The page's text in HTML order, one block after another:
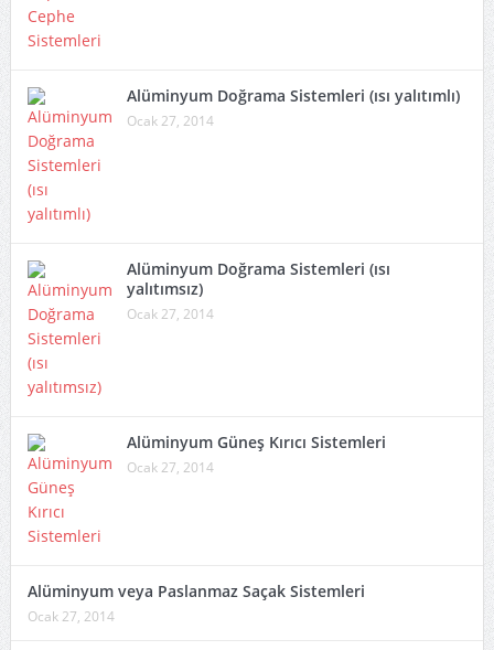
Alüminyum Doğrama Sistemleri (ısı yalıtımlı)
Ocak 27, 2014
Alüminyum Doğrama Sistemleri (ısı
yalıtımsız)
Ocak 27, 2014
Alüminyum Güneş Kırıcı Sistemleri
Ocak 27, 2014
Alüminyum veya Paslanmaz Saçak Sistemleri
Ocak 27, 2014